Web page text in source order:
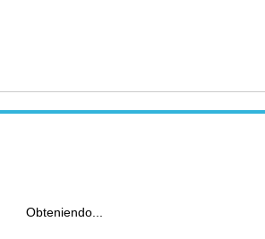
Obteniendo...